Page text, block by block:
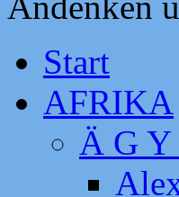
Start
AFRIKA
Ä G Y